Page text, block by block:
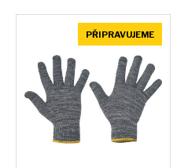
PŘIPRAVUJEME